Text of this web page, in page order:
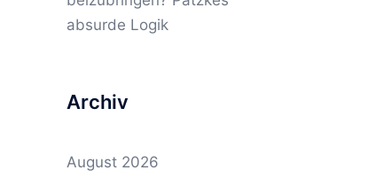
absurde Logik
Archiv
August 2026